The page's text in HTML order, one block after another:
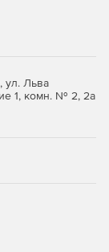
ул. Льва
1, комн. № 2, 2а